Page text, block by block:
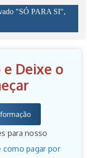
"SÓ PARA SI",
e Deixe o
para nosso
como pagar por